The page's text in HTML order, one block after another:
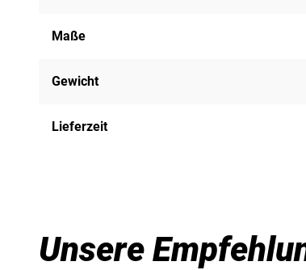
Maße
Gewicht
Lieferzeit
Unsere